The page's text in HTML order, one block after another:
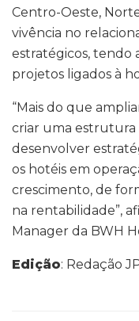
Centro-Oeste,
vivência no
estratégicos, tendo
projetos ligados à
“Mais do que
criar uma estrutura
desenvolver
os hotéis em
crescimento, de
na rentabilidade”,
Manager da BWH
Edição: Redação